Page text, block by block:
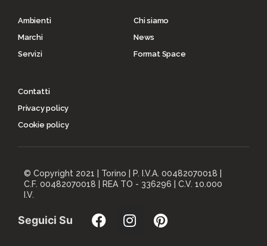
Ambienti
Marchi
Servizi
Chi siamo
News
Format Space
Contatti
Privacy policy
Cookie policy
© Copyright 2021 | Torino | P. I.V.A. 00482070018 |
C.F. 00482070018 | REA TO - 336296 | C.V. 10.000
I.V.
Seguici Su